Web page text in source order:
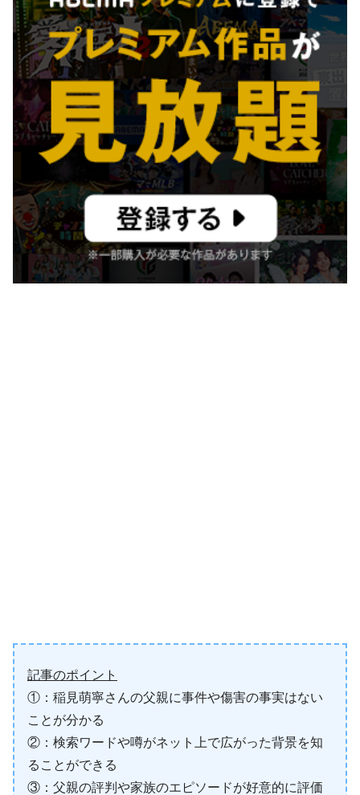
記事のポイント
①：稲見萌寧さんの父親に事件や傷害の事実はない
ことが分かる
②：検索ワードや噂がネット上で広がった背景を知
ることができる
③：父親の評判や家族のエピソードが好意的に評価